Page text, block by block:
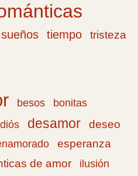
sueños tiempo
tristeza
besos
bonitas
desamor deseo
esperanza
de amor
ilusión